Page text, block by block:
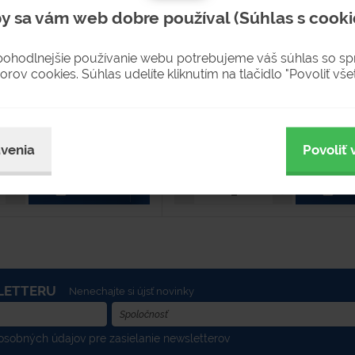
- plast Farba - čierna Objem
Polyetylénu s vysokou
Hmotnosť - 198,2 kg Materiál - plast
Farba - čierna Montáž výrobku -
Nenechajte si újsť novinky
údajov pre zasielanie newsletterov
sa vám web dobre používal (Súhlas s
používanie webu potrebujeme váš súhlas so
cookies. Súhlas udelíte kliknutím na tlačidlo "Povoliť
Povoliť